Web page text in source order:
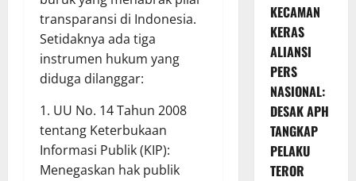
transparansi di Indonesia.
Setidaknya ada tiga
instrumen hukum yang
diduga dilanggar:
1. UU No. 14 Tahun 2008
tentang Keterbukaan
Informasi Publik (KIP):
Menegaskan hak publik
KECAMAN
KERAS
ALIANSI
PERS
NASIONAL:
DESAK APH
TANGKAP
PELAKU
TEROR